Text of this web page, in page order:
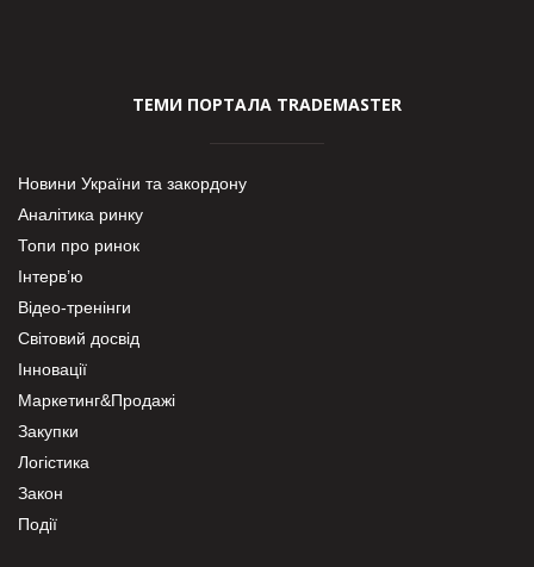
ТЕМИ ПОРТАЛА TRADEMASTER
Новини України та закордону
Аналітика ринку
Топи про ринок
Інтерв’ю
Відео-тренінги
Світовий досвід
Інновації
Маркетинг&Продажі
Закупки
Логістика
Закон
Події